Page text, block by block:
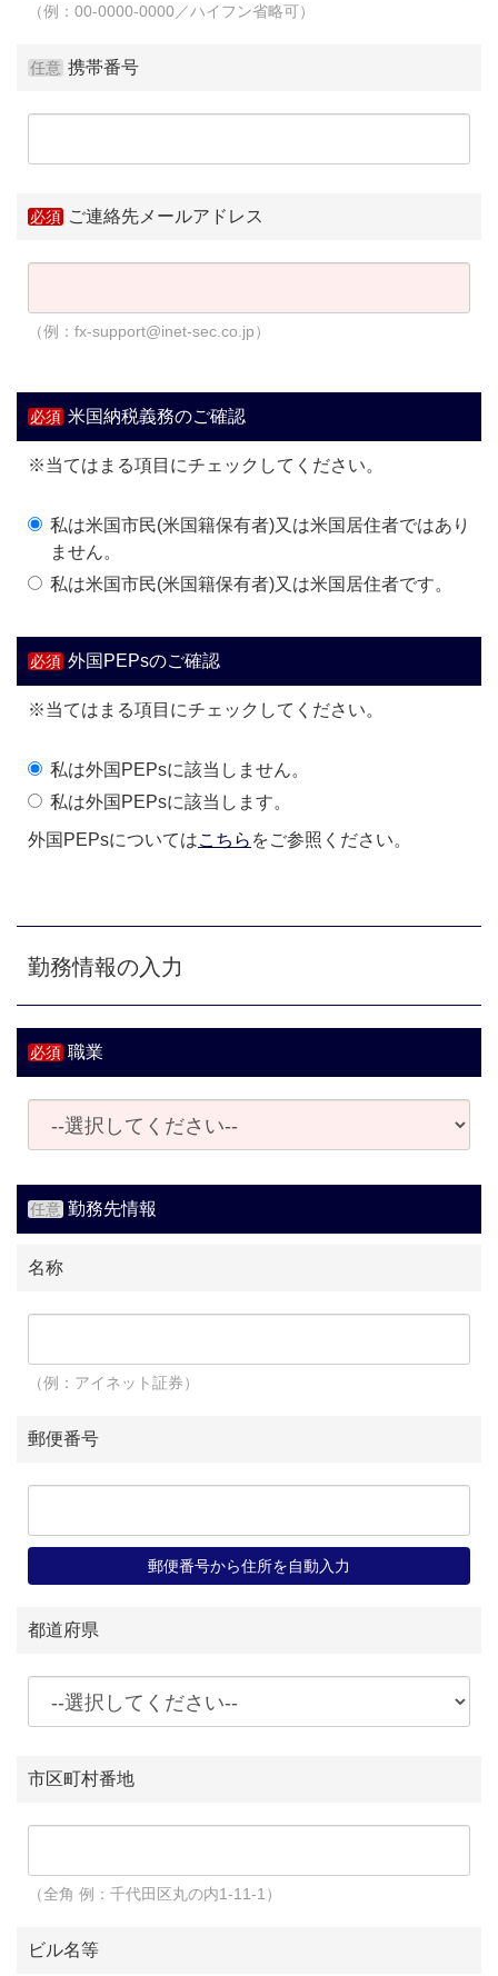
（例：00-0000-0000／ハイフン省略可）
携帯番号
ご連絡先メールアドレス
（例：fx-support@inet-sec.co.jp）
米国納税義務のご確認
※当てはまる項目にチェックしてください。
私は米国市民(米国籍保有者)又は米国居住者ではあり
ません。
私は米国市民(米国籍保有者)又は米国居住者です。
外国PEPsのご確認
※当てはまる項目にチェックしてください。
私は外国PEPsに該当しません。
私は外国PEPsに該当します。
外国PEPsについてはこちら をご参照ください。
勤務情報の入力
職業
勤務先情報
名称
（例：アイネット証券）
郵便番号
郵便番号から住所を自動入力
都道府県
市区町村番地
（全角 例：千代田区丸の内1-11-1）
ビル名等